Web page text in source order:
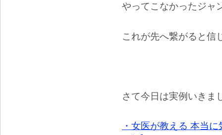
やってこなかったジャ
これが先へ繋がると信
さて今日は実例いきま
・女医が教える 本当